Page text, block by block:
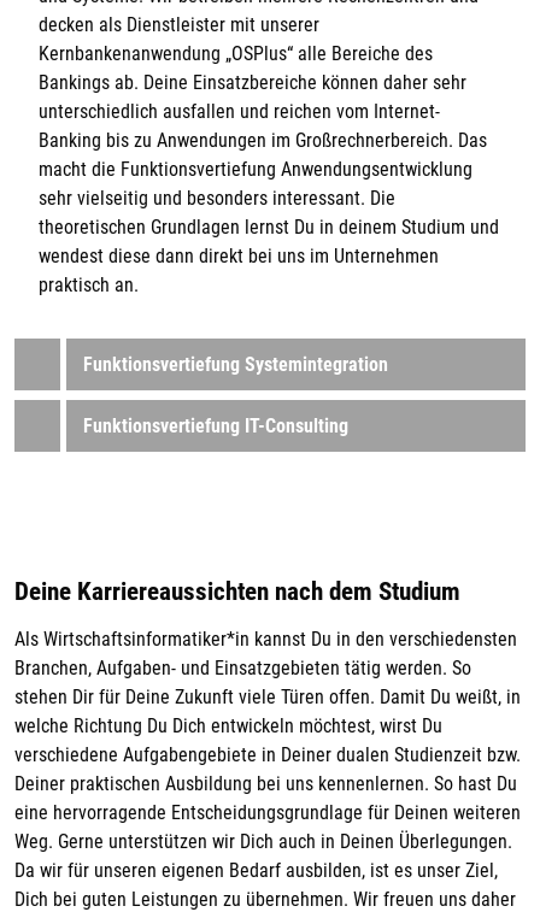
decken als Dienstleister mit unserer
Kernbankenanwendung „OSPlus“ alle Bereiche des
Bankings ab. Deine Einsatzbereiche können daher sehr
unterschiedlich ausfallen und reichen vom Internet-
Banking bis zu Anwendungen im Großrechnerbereich. Das
macht die Funktionsvertiefung Anwendungsentwicklung
sehr vielseitig und besonders interessant. Die
theoretischen Grundlagen lernst Du in deinem Studium und
wendest diese dann direkt bei uns im Unternehmen
praktisch an.
Funktionsvertiefung Systemintegration
Funktionsvertiefung IT-Consulting
Deine Karriereaussichten nach dem Studium
Als Wirtschaftsinformatiker*in kannst Du in den verschiedensten
Branchen, Aufgaben- und Einsatzgebieten tätig werden. So
stehen Dir für Deine Zukunft viele Türen offen. Damit Du weißt, in
welche Richtung Du Dich entwickeln möchtest, wirst Du
verschiedene Aufgabengebiete in Deiner dualen Studienzeit bzw.
Deiner praktischen Ausbildung bei uns kennenlernen. So hast Du
eine hervorragende Entscheidungsgrundlage für Deinen weiteren
Weg. Gerne unterstützen wir Dich auch in Deinen Überlegungen.
Da wir für unseren eigenen Bedarf ausbilden, ist es unser Ziel,
Dich bei guten Leistungen zu übernehmen. Wir freuen uns daher